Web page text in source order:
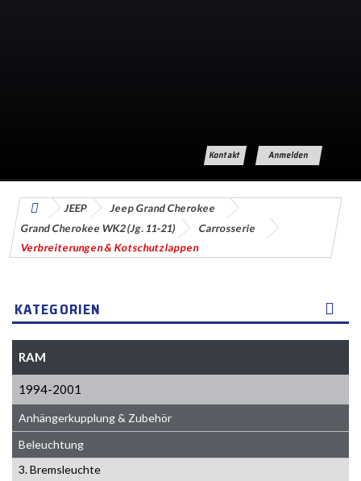
Anmelden
Kontakt
JEEP
Jeep Grand Cherokee
Grand Cherokee WK2 (Jg. 11-21)
Carrosserie
Verbreiterungen & Kotschutzlappen
KATEGORIEN
RAM
1994-2001
Anhängerkupplung & Zubehör
Beleuchtung
3. Bremsleuchte